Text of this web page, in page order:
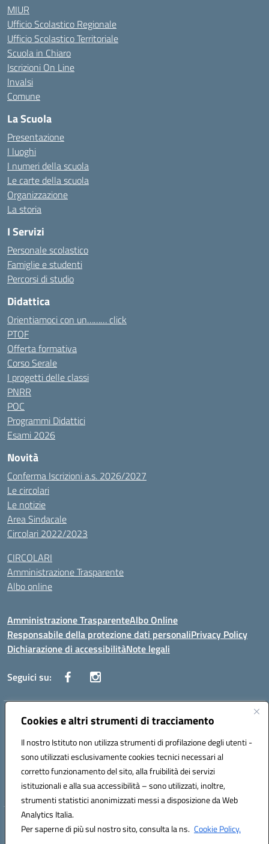
Cookies e altri strumenti di tracciamento
Il nostro Istituto non utilizza strumenti di profilazione degli utenti -
sono utilizzati esclusivamente cookies tecnici necessari al
corretto funzionamento del sito, alla fruibilità dei servizi
istituzionali e alla sua accessibilità – sono utilizzati, inoltre,
strumenti statistici anonimizzati messi a disposizione da Web
Analytics Italia.
Per saperne di più sul nostro sito, consulta la ns. Cookie Policy.
MIUR
Ufficio Scolastico Regionale
Ufficio Scolastico Territoriale
Scuola in Chiaro
Iscrizioni On Line
Invalsi
Comune
La Scuola
Presentazione
I luoghi
I numeri della scuola
Le carte della scuola
Organizzazione
La storia
I Servizi
Personale scolastico
Famiglie e studenti
Percorsi di studio
Didattica
Orientiamoci con un……… click
PTOF
Offerta formativa
Corso Serale
I progetti delle classi
PNRR
POC
Programmi Didattici
Esami 2026
Novità
Conferma Iscrizioni a.s. 2026/2027
Le circolari
Le notizie
Area Sindacale
Circolari 2022/2023
CIRCOLARI
Amministrazione Trasparente
Albo online
Amministrazione TrasparenteAlbo Online
Responsabile della protezione dati personaliPrivacy Policy
Dichiarazione di accessibilitàNote legali
Seguici su:
Indirizzo:Corso Vittorio Emanuele, 27 90133 - Palermo
Posta elettronica certificata (PEC):pais03600r@pec.istruzione.it
Codice fiscale: 97308550827
Codice meccanografico: PAIS03600R
Hosting & Powered by 3D Solution S.r.l.
Concept & Design by Designers Italia